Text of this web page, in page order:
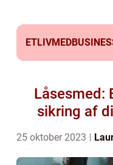
Låsesmed:
sikring af
25 oktober 2023